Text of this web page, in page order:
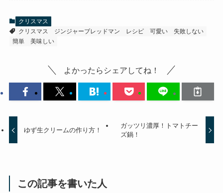
クリスマス
クリスマス
ジンジャーブレッドマン レシピ 可愛い
失敗しない
簡単
美味しい
よかったらシェアしてね！
ゆず生クリームの作り方！
ガッツリ濃厚！トマトチー
ズ鍋！
この記事を書いた人